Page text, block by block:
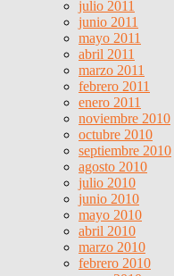
julio 2011
junio 2011
mayo 2011
abril 2011
marzo 2011
febrero 2011
enero 2011
noviembre 2010
octubre 2010
septiembre 2010
agosto 2010
julio 2010
junio 2010
mayo 2010
abril 2010
marzo 2010
febrero 2010